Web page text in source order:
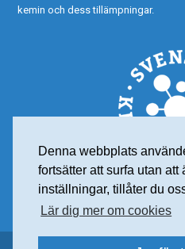
Denna webbplats
fortsätter att surfa utan
inställningar, tillåter du
Lär dig mer om cookies
kemin och dess tillämpningar.